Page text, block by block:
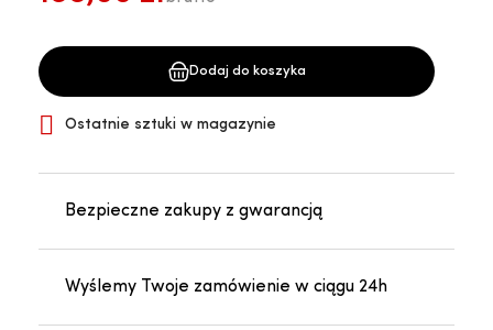
Dodaj do koszyka
 Ostatnie sztuki w magazynie
Bezpieczne zakupy z gwarancją
Wyślemy Twoje zamówienie w ciągu 24h